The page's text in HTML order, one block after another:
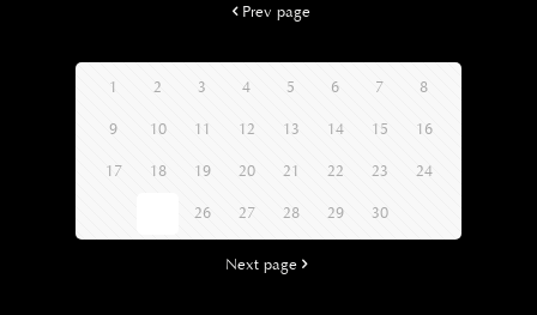
Prev page
1 2 3 4 5 6 7 8
9 10 11 12 13 14 15 16
17 18 19 20 21 22 23 24
26 27 28 29 30
Next page